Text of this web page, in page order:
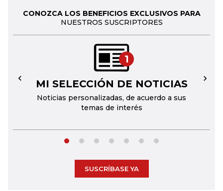
CONOZCA LOS BENEFICIOS EXCLUSIVOS PARA
NUESTROS SUSCRIPTORES
1
MI SELECCIÓN DE NOTICIAS
Noticias personalizadas, de acuerdo a sus
temas de interés
← →
SUSCRÍBASE YA